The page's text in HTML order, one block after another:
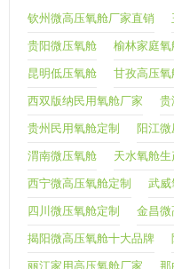
钦州微高压氧舱厂家直销
贵阳微压氧舱 榆林家庭氧
昆明低压氧舱 甘孜高压
西双版纳民用氧舱厂家 贵
贵州民用氧舱定制 阳江
渭南微压氧舱 天水氧舱生
西宁微高压氧舱定制 武威
四川微压氧舱定制 金昌微
揭阳微高压氧舱十大品牌
丽江家用高压氧舱厂家 那